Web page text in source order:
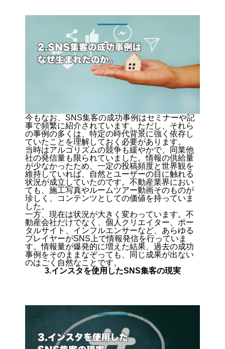
今もなお、SNS集客の成功事例はセミナーや記
事で頻繁に紹介されています。ただし、それら
の事例の多くは、特定の時代背景に強く依存し
ていたことを理解しておく必要があります。
当時はアルゴリズムの競争も緩やかで、同業他
社の発信量も限られていました。情報の供給量
が少なかったため、一定の投稿頻度と世界観を
維持していれば、自然とユーザーの目に触れる
状況が成立していたのです。不動産業界におい
ても、施工写真やルームツアー動画そのものが
珍しく、コンテンツとしての価値を持っていま
した。
一方、現在は状況が大きく変わっています。不
動産会社だけでなく、個人クリエイター、ポー
タルサイト、インフルエンサーなど、あらゆる
プレイヤーがSNS上で情報発信を行っていま
す。情報量が爆発的に増えた結果、過去の成功
事例をそのままなぞっても、同じ成果が出ない
のはごく自然なことです。
3.インスタを使用したSNS集客の現実